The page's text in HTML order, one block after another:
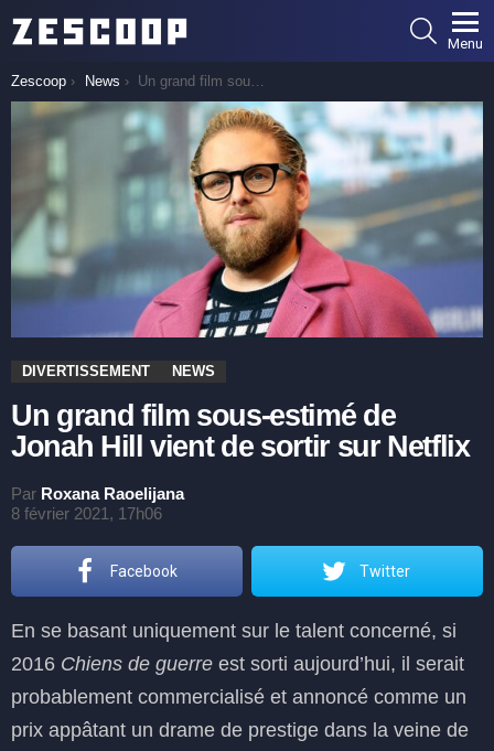
SEARCH
Menu
You are here:
Zescoop News Un grand film sous-estimé de Jonah Hill vient de sortir sur Netflix
DIVERTISSEMENT NEWS
Un grand film sous-estimé de
Jonah Hill vient de sortir sur Netflix
Par Roxana Raoelijana
8 février 2021, 17h06
Facebook Twitter
En se basant uniquement sur le talent concerné, si
2016 Chiens de guerre est sorti aujourd’hui, il serait
probablement commercialisé et annoncé comme un
prix appâtant un drame de prestige dans la veine de